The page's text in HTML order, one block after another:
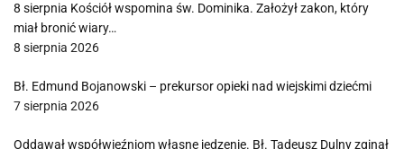
8 sierpnia Kościół wspomina św. Dominika. Założył zakon, który
miał bronić wiary…
8 sierpnia 2026
Bł. Edmund Bojanowski – prekursor opieki nad wiejskimi dziećmi
7 sierpnia 2026
Oddawał współwięźniom własne jedzenie. Bł. Tadeusz Dulny zginął